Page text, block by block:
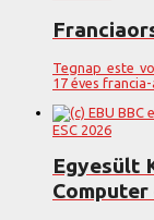
Tegnap este
17 éves
ESC 2026
Egyesült
Computer